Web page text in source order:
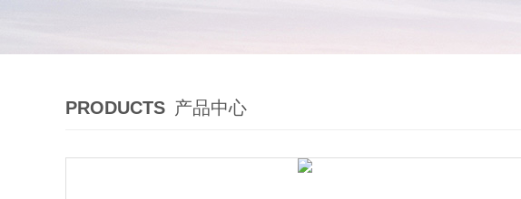
PRODUCTS 产品中心